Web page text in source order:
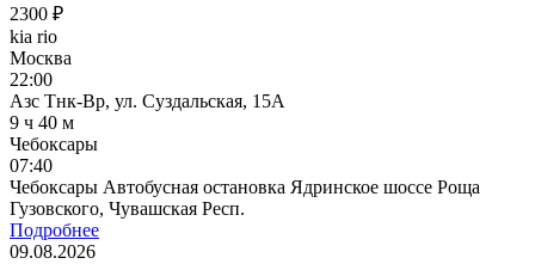
2300 ₽
kia rio
Москва
22:00
Азс Тнк-Вр, ул. Суздальская, 15А
9 ч 40 м
Чебоксары
07:40
Чебоксары Автобусная остановка Ядринское шоссе Роща
Гузовского, Чувашская Респ.
Подробнее
09.08.2026